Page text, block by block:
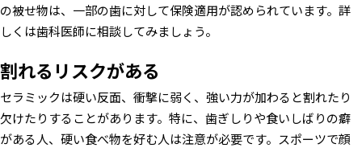
の被せ物は、一部の歯に対して保険適用が認められています。詳
しくは歯科医師に相談してみましょう。
割れるリスクがある
セラミックは硬い反面、衝撃に弱く、強い力が加わると割れたり
欠けたりすることがあります。特に、歯ぎしりや食いしばりの癖
がある人、硬い食べ物を好む人は注意が必要です。スポーツで顔